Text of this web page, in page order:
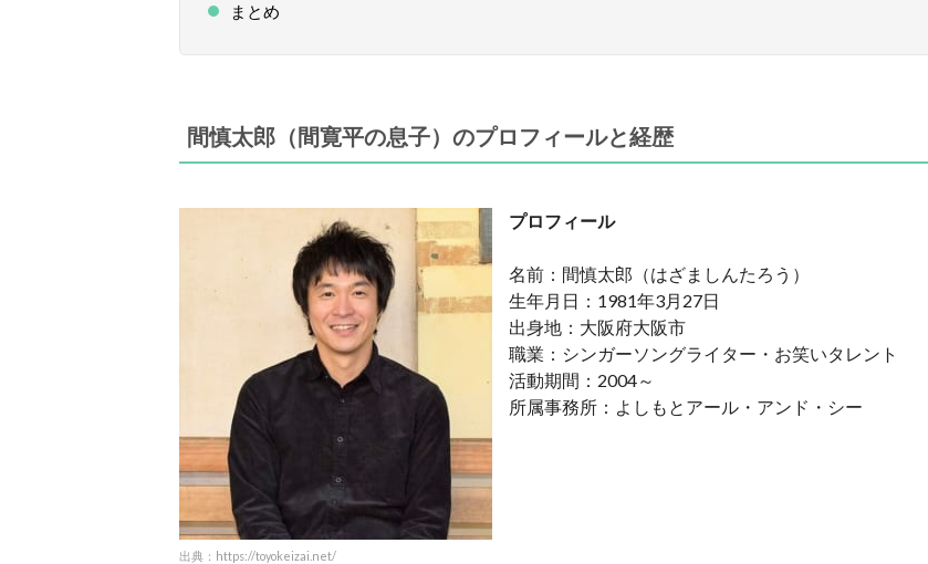
まとめ
間慎太郎（間寛平の息子）のプロフィールと経歴
出典：https://toyokeizai.net/
プロフィール
名前：間慎太郎（はざましんたろう）
生年月日：1981年3月27日
出身地：大阪府大阪市
職業：シンガーソングライター・お笑いタレント
活動期間：2004～
所属事務所：よしもとアール・アンド・シー